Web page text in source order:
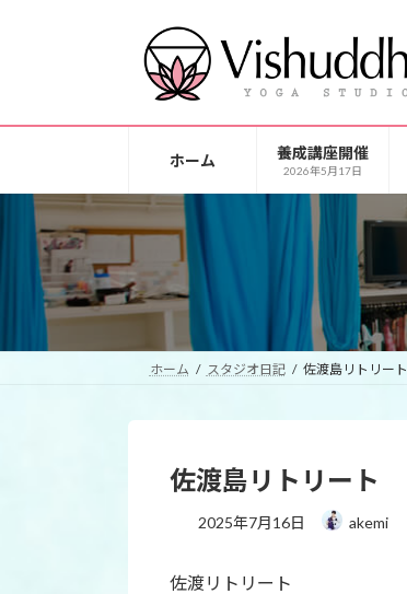
キ
に
ホーム 養成講座開催
2026年5月17日
ホーム スタジオ日記 佐渡島リトリート
佐渡島リトリート
2025年7月16日 akemi
佐渡リトリート